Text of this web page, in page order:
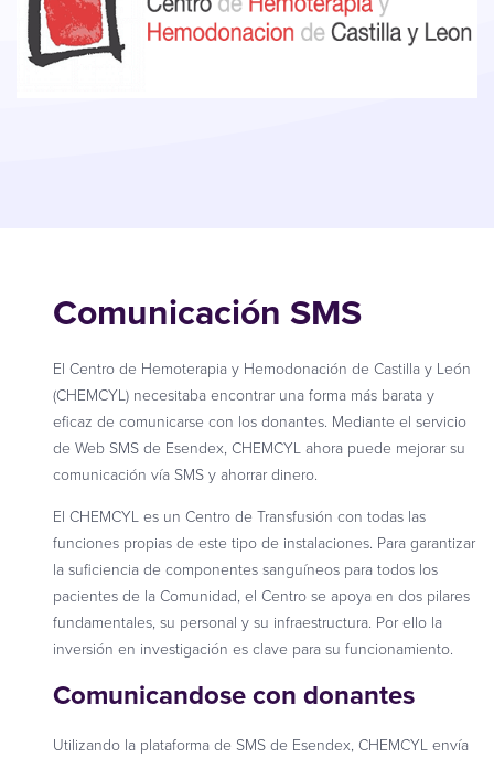
Comunicación SMS
El Centro de Hemoterapia y Hemodonación de Castilla y León
(CHEMCYL) necesitaba encontrar una forma más barata y
eficaz de comunicarse con los donantes. Mediante el servicio
de Web SMS de Esendex, CHEMCYL ahora puede mejorar su
comunicación vía SMS y ahorrar dinero.
El CHEMCYL es un Centro de Transfusión con todas las
funciones propias de este tipo de instalaciones. Para garantizar
la suficiencia de componentes sanguíneos para todos los
pacientes de la Comunidad, el Centro se apoya en dos pilares
fundamentales, su personal y su infraestructura. Por ello la
inversión en investigación es clave para su funcionamiento.
Comunicandose con donantes
Utilizando la plataforma de SMS de Esendex, CHEMCYL envía